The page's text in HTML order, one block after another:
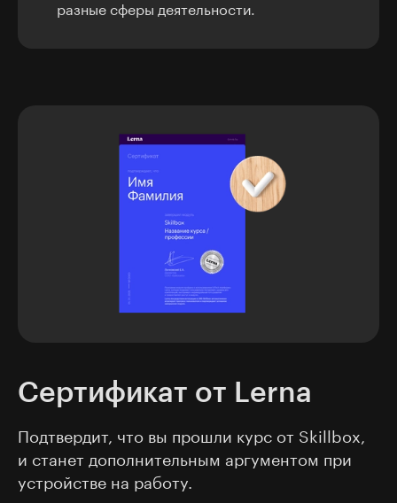
разные сферы деятельности.
Сертификат от Lerna
Подтвердит, что вы прошли курс от Skillbox,
и станет дополнительным аргументом при
устройстве на работу.